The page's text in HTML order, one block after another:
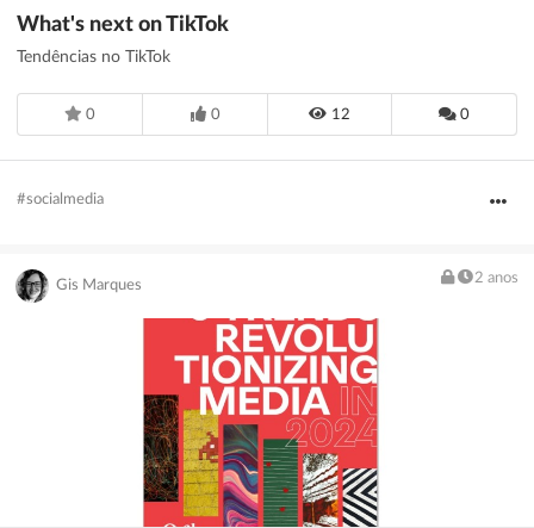
What's next on TikTok
Tendências no TikTok
0 0 12 0
#socialmedia
Gis Marques 2 anos